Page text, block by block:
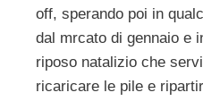
off, sperando poi in
dal mrcato di gennaio e
riposo natalizio che
ricaricare le pile e